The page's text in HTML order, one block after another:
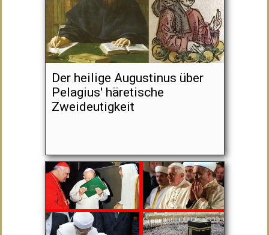
Der heilige Augustinus über
Pelagius' häretische
Zweideutigkeit